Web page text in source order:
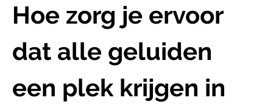
Hoe zorg je ervoor
dat alle geluiden
een plek krijgen in